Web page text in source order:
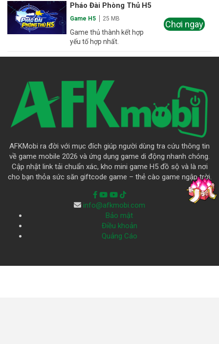
Pháo Đài Phòng Thủ H5
Game H5 25 MB
Game thủ thành kết hợp
yếu tố hợp nhất.
Chơi ngay
AFKMobi ra đời với mục đích giúp người dùng tra cứu thông tin
về game mobile 2026 và ứng dụng game di động nhanh chóng.
Cập nhật link tải chuẩn xác, kho mini game H5 đồ sộ và là nơi
cho bạn thỏa sức săn giftcode game – thẻ cào game ngập trời.
info@afkmobi.com
Bảo mật
Điều khoản
Quảng Cáo